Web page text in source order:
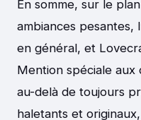
En somme, sur le
ambiances pesantes,
en général, et
Mention spéciale aux
au-delà de toujours
haletants et